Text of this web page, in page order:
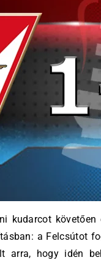
kudarcot
a Felcsútot
arra, hogy idén